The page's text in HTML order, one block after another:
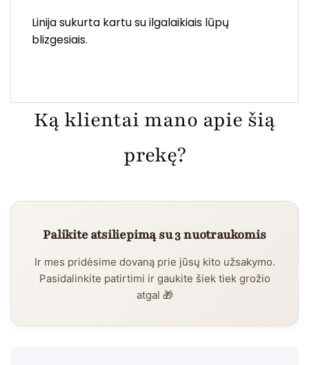
Linija sukurta kartu su ilgalaikiais lūpų
blizgesiais.
Ką klientai mano apie šią
prekę?
Palikite atsiliepimą su 3 nuotraukomis
Ir mes pridėsime dovaną prie jūsų kito užsakymo.
Pasidalinkite patirtimi ir gaukite šiek tiek grožio
atgal 🎁